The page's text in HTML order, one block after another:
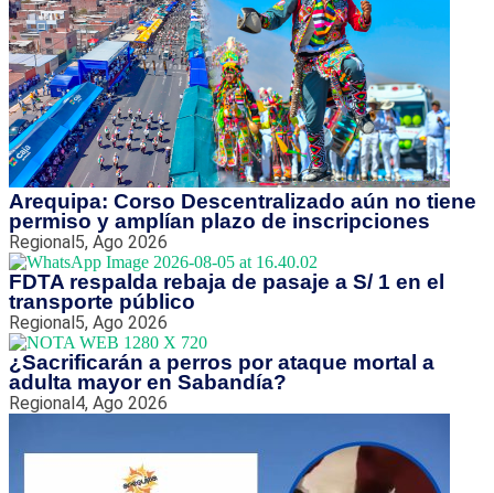
Arequipa: Corso Descentralizado aún no tiene
permiso y amplían plazo de inscripciones
Regional 5, Ago 2026
FDTA respalda rebaja de pasaje a S/ 1 en el
transporte público
Regional 5, Ago 2026
¿Sacrificarán a perros por ataque mortal a
adulta mayor en Sabandía?
Regional 4, Ago 2026